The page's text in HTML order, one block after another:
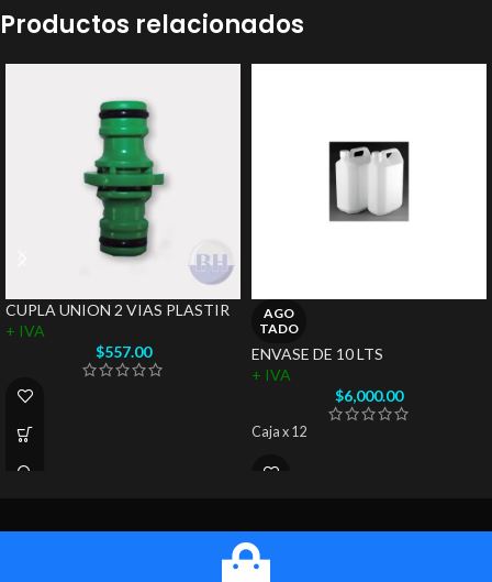
Productos relacionados
CUPLA UNION 2 VIAS PLASTIR
+ IVA
$557.00
AGO
TADO
ENVASE DE 10 LTS
+ IVA
$6,000.00
Caja x 12